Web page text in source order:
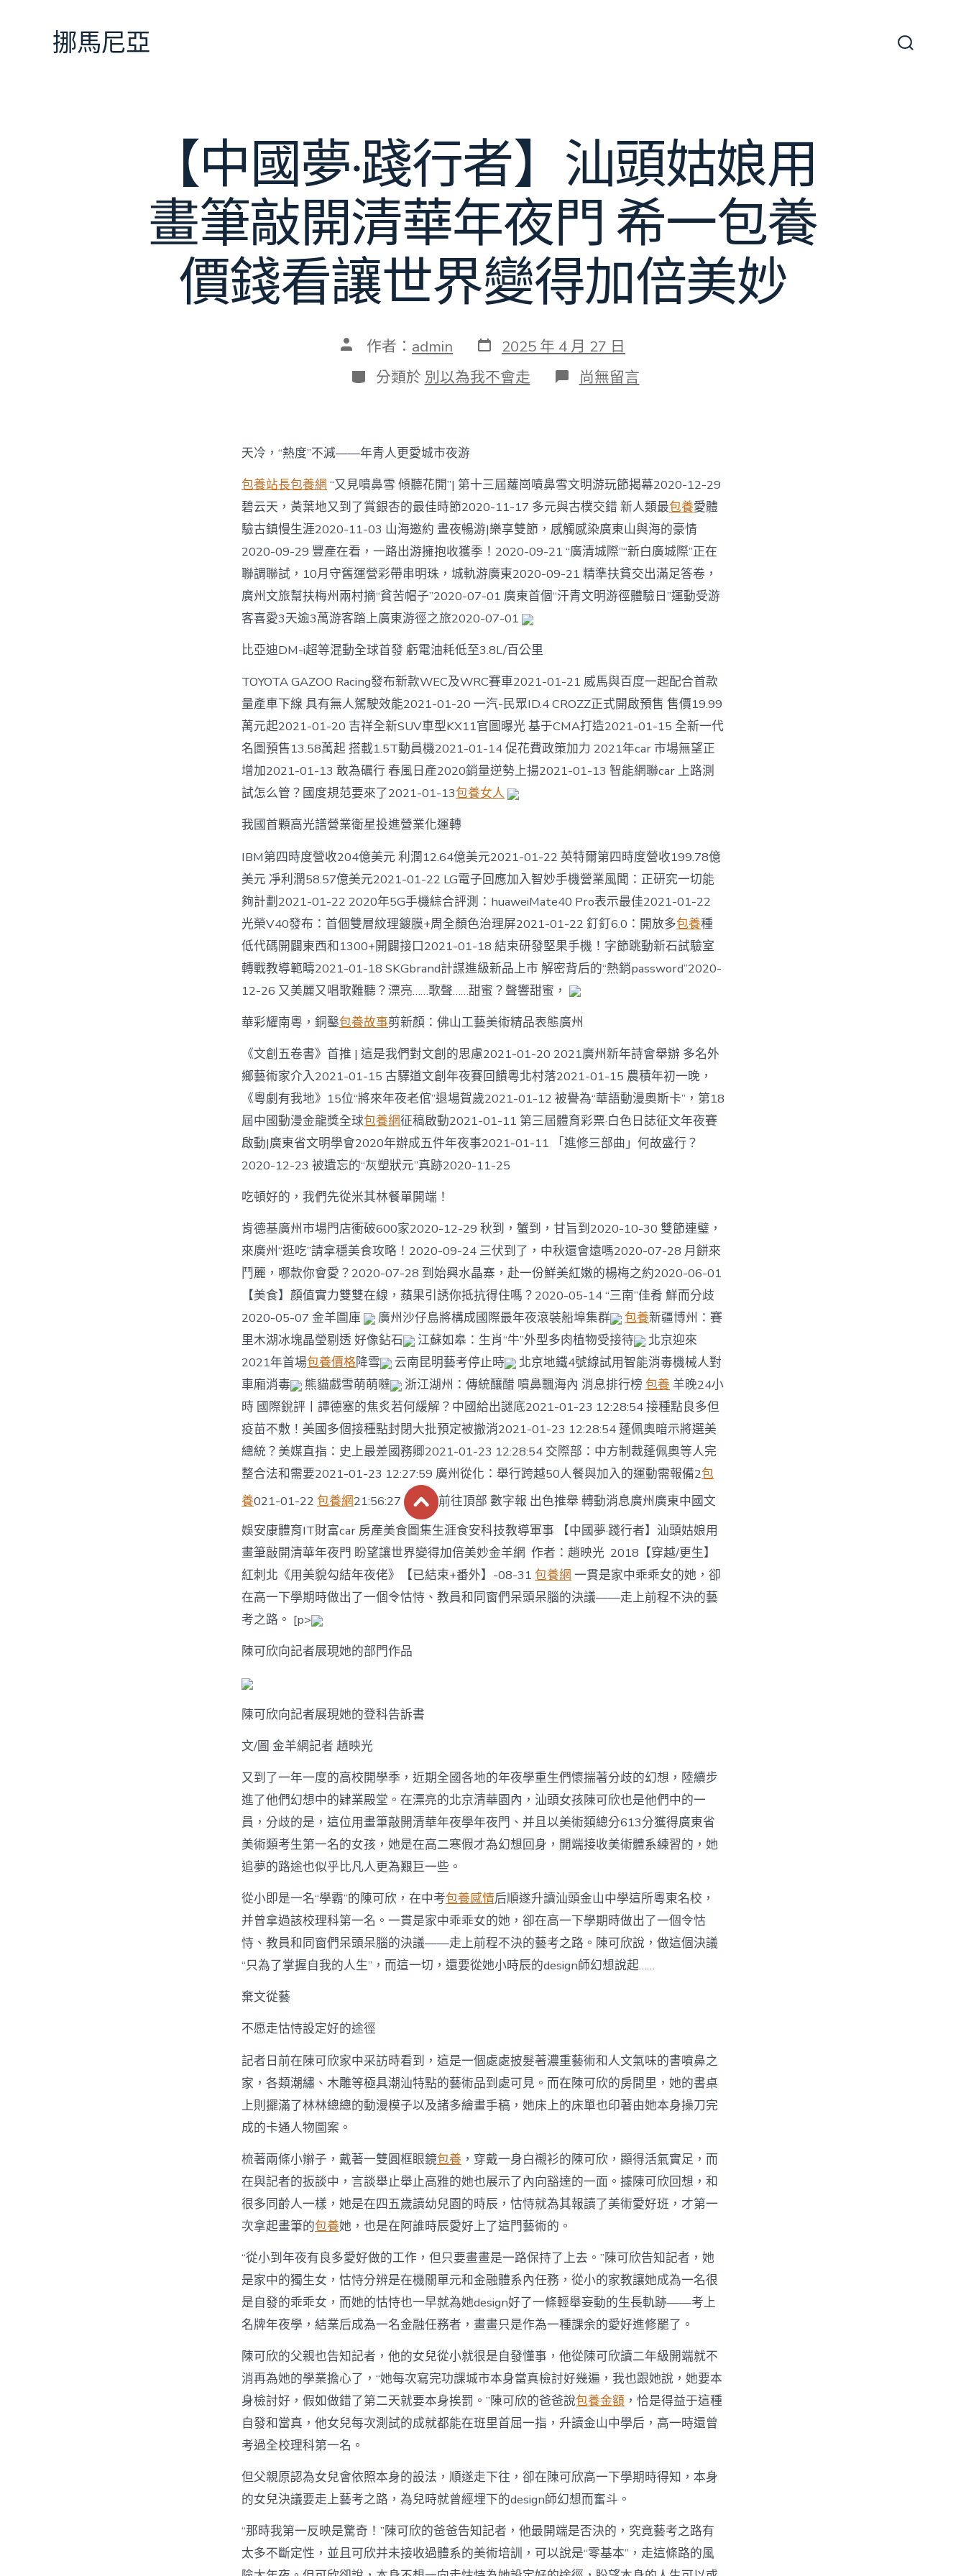
挪馬尼亞
【中國夢·踐行者】汕頭姑娘用
畫筆敲開清華年夜門 希一包養
價錢看讓世界變得加倍美妙
文
作
者
作者： admin 發
表
日
期
2025 年 4 月 27 日
分
類
分類於 別以為我不會走 在
〈【中
者】
汕
頭
姑
娘
用
畫
筆
敲
開
門
希
一
包
養
價
錢
看
得
加
倍
美
妙〉
中
尚無留言
天冷，“熱度”不減——年青人更愛城市夜游
包養站長包養網 “又見噴鼻雪 傾聽花開”| 第十三屆蘿崗噴鼻雪文明游玩節揭幕2020-12-29
碧云天，黃葉地又到了賞銀杏的最佳時節2020-11-17 多元與古樸交錯 新人類最包養愛體
驗古鎮慢生涯2020-11-03 山海邀約 晝夜暢游|樂享雙節，感觸感染廣東山與海的豪情
2020-09-29 豐產在看，一路出游擁抱收獲季！2020-09-21 “廣清城際”“新白廣城際”正在
聯調聯試，10月守舊運營彩帶串明珠，城軌游廣東2020-09-21 精準扶貧交出滿足答卷，
廣州文旅幫扶梅州兩村摘“貧苦帽子”2020-07-01 廣東首個“汗青文明游徑體驗日”運動受游
客喜愛3天逾3萬游客踏上廣東游徑之旅2020-07-01
比亞迪DM-i超等混動全球首發 虧電油耗低至3.8L/百公里
TOYOTA GAZOO Racing發布新款WEC及WRC賽車2021-01-21 威馬與百度一起配合首款
量產車下線 具有無人駕駛效能2021-01-20 一汽-民眾ID.4 CROZZ正式開啟預售 售價19.99
萬元起2021-01-20 吉祥全新SUV車型KX11官圖曝光 基于CMA打造2021-01-15 全新一代
名圖預售13.58萬起 搭載1.5T動員機2021-01-14 促花費政策加力 2021年car 市場無望正
增加2021-01-13 敢為礪行 春風日產2020銷量逆勢上揚2021-01-13 智能網聯car 上路測
試怎么管？國度規范要來了2021-01-13包養女人
我國首顆高光譜營業衛星投進營業化運轉
IBM第四時度營收204億美元 利潤12.64億美元2021-01-22 英特爾第四時度營收199.78億
美元 凈利潤58.57億美元2021-01-22 LG電子回應加入智妙手機營業風聞：正研究一切能
夠計劃2021-01-22 2020年5G手機綜合評測：huaweiMate40 Pro表示最佳2021-01-22
光榮V40發布：首個雙層紋理鍍膜+周全顏色治理屏2021-01-22 釘釘6.0：開放多包養種
低代碼開闢東西和1300+開闢接口2021-01-18 結束研發堅果手機！字節跳動新石試驗室
轉戰教導範疇2021-01-18 SKGbrand計謀進級新品上市 解密背后的“熱銷password”2020-
12-26 又美麗又唱歌難聽？漂亮……歌聲……甜蜜？聲響甜蜜，
華彩耀南粵，銅鑿包養故事剪新顏：佛山工藝美術精品表態廣州
《文創五卷書》首推 | 這是我們對文創的思慮2021-01-20 2021廣州新年詩會舉辦 多名外
鄉藝術家介入2021-01-15 古驛道文創年夜賽回饋粵北村落2021-01-15 農積年初一晚，
《粵劇有我地》15位“將來年夜老倌”退場賀歲2021-01-12 被譽為“華語動漫奧斯卡”，第18
屆中國動漫金龍獎全球包養網征稿啟動2021-01-11 第三屆體育彩票·白色日誌征文年夜賽
啟動|廣東省文明學會2020年辦成五件年夜事2021-01-11 「進修三部曲」何故盛行？
2020-12-23 被遺忘的“灰塑狀元”真跡2020-11-25
吃頓好的，我們先從米其林餐單開端！
肯德基廣州市場門店衝破600家2020-12-29 秋到，蟹到，甘旨到2020-10-30 雙節連璧，
來廣州“逛吃”請拿穩美食攻略！2020-09-24 三伏到了，中秋還會遠嗎2020-07-28 月餅來
鬥麗，哪款你會愛？2020-07-28 到始興水晶寨，赴一份鮮美紅嫩的楊梅之約2020-06-01
【美食】顏值實力雙雙在線，蘋果引誘你抵抗得住嗎？2020-05-14 “三南”佳肴 鮮而分歧
2020-05-07 金羊圖庫
廣州沙仔島將構成國際最年夜滾裝船埠集群 包養新疆博州：賽
里木湖冰塊晶瑩剔透 好像鉆石
江蘇如皋：生肖“牛”外型多肉植物受接待
北京迎來
2021年首場包養價格降雪 云南昆明藝考停止時
北京地鐵4號線試用智能消毒機械人對
車廂消毒
熊貓戲雪萌萌噠 浙江湖州：傳統釀醋 噴鼻飄海內 消息排行榜 包養 羊晚24小
時 國際銳評丨譚德塞的焦炙若何緩解？中國給出謎底2021-01-23 12:28:54 接種點良多但
疫苗不敷！美國多個接種點封閉大批預定被撤消2021-01-23 12:28:54 蓬佩奧暗示將選美
總統？美媒直指：史上最差國務卿2021-01-23 12:28:54 交際部：中方制裁蓬佩奧等人完
整合法和需要2021-01-23 12:27:59 廣州從化：舉行跨越50人餐與加入的運動需報備2包
養021-01-22 包養網21:56:27
前往頂部 數字報 出色推舉 轉動消息廣州廣東中國文
娛安康體育IT財富car 房產美食圖集生涯食安科技教導軍事 【中國夢·踐行者】汕頭姑娘用
畫筆敲開清華年夜門 盼望讓世界變得加倍美妙金羊網 作者：趙映光 2018【穿越/更生】
紅刺北《用美貌勾結年夜佬》【已結束+番外】-08-31 包養網 一貫是家中乖乖女的她，卻
在高一下學期時做出了一個令怙恃、教員和同窗們呆頭呆腦的決議——走上前程不決的藝
考之路。 [p>
陳可欣向記者展現她的部門作品
陳可欣向記者展現她的登科告訴書
文/圖 金羊網記者 趙映光
又到了一年一度的高校開學季，近期全國各地的年夜學重生們懷揣著分歧的幻想，陸續步
進了他們幻想中的肄業殿堂。在漂亮的北京清華園內，汕頭女孩陳可欣也是他們中的一
員，分歧的是，這位用畫筆敲開清華年夜學年夜門、并且以美術類總分613分獲得廣東省
美術類考生第一名的女孩，她是在高二寒假才為幻想回身，開端接收美術體系練習的，她
追夢的路途也似乎比凡人更為艱巨一些。
從小即是一名“學霸”的陳可欣，在中考包養感情后順遂升讀汕頭金山中學這所粵東名校，
并曾拿過該校理科第一名。一貫是家中乖乖女的她，卻在高一下學期時做出了一個令怙
恃、教員和同窗們呆頭呆腦的決議——走上前程不決的藝考之路。陳可欣說，做這個決議
“只為了掌握自我的人生”，而這一切，還要從她小時辰的design師幻想說起……
棄文從藝
不愿走怙恃設定好的途徑
記者日前在陳可欣家中采訪時看到，這是一個處處披髮著濃重藝術和人文氣味的書噴鼻之
家，各類潮繡、木雕等極具潮汕特點的藝術品到處可見。而在陳可欣的房間里，她的書桌
上則擺滿了林林總總的動漫模子以及諸多繪畫手稿，她床上的床單也印著由她本身操刀完
成的卡通人物圖案。
梳著兩條小辮子，戴著一雙圓框眼鏡包養 ，穿戴一身白襯衫的陳可欣，顯得活氣實足，而
在與記者的扳談中，言談舉止舉止高雅的她也展示了內向豁達的一面。據陳可欣回想，和
很多同齡人一樣，她是在四五歲讀幼兒園的時辰，怙恃就為其報讀了美術愛好班，才第一
次拿起畫筆的包養她，也是在阿誰時辰愛好上了這門藝術的。
“從小到年夜有良多愛好做的工作，但只要畫畫是一路保持了上去。”陳可欣告知記者，她
是家中的獨生女，怙恃分辨是在機關單元和金融體系內任務，從小的家教讓她成為一名很
是自發的乖乖女，而她的怙恃也一早就為她design好了一條輕舉妄動的生長軌跡——考上
名牌年夜學，結業后成為一名金融任務者，畫畫只是作為一種課余的愛好進修罷了。
陳可欣的父親也告知記者，他的女兒從小就很是自發懂事，他從陳可欣讀二年級開端就不
消再為她的學業擔心了，“她每次寫完功課城市本身當真檢討好幾遍，我也跟她說，她要本
身檢討好，假如做錯了第二天就要本身挨罰。”陳可欣的爸爸說包養金額 ，恰是得益于這種
自發和當真，他女兒每次測試的成就都能在班里首屈一指，升讀金山中學后，高一時還曾
考過全校理科第一名。
但父親原認為女兒會依照本身的設法，順遂走下往，卻在陳可欣高一下學期時得知，本身
的女兒決議要走上藝考之路，為兒時就曾經埋下的design師幻想而奮斗。
“那時我第一反映是驚奇！”陳可欣的爸爸告知記者，他最開端是否決的，究竟藝考之路有
太多不斷定性，並且可欣并未接收過體系的美術培訓，可以說是“零基本”，走這條路的風